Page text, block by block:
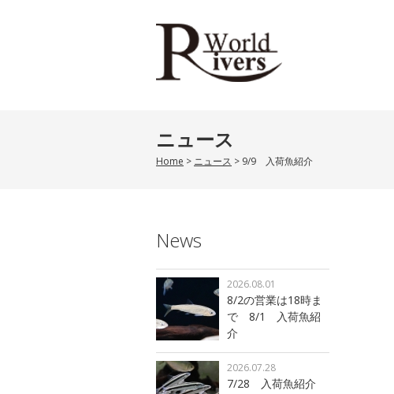
ニュース
Home > ニュース > 9/9 入荷魚紹介
News
8/2の営業は18時ま
で 8/1 入荷魚紹
介
2026.08.01
7/28 入荷魚紹介
2026.07.28